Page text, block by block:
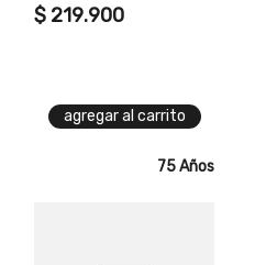
$ 219.900
agregar al carrito
75 Años